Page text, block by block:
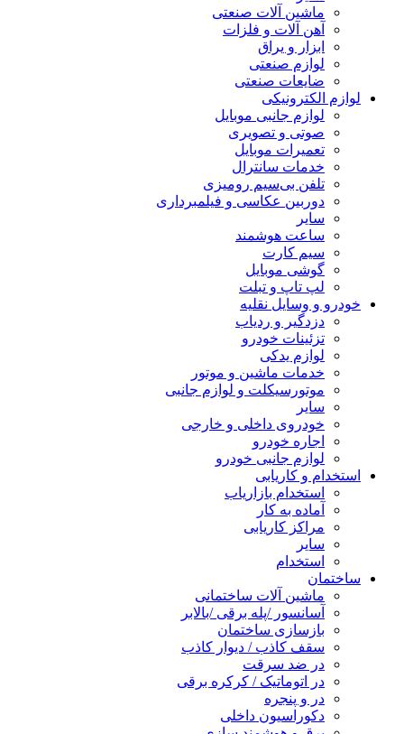
ماشین آلات صنعتی
آهن آلات و فلزات
ابزار و یراق
لوازم صنعتی
ضایعات صنعتی
لوازم الکترونیکی
لوازم جانبی موبایل
صوتی و تصویری
تعمیرات موبایل
خدمات سانترال
تلفن بی‌سیم رومیزی
دوربین عکاسی و فیلمبرداری
سایر
ساعت هوشمند
سیم کارت
گوشی موبایل
لپ تاپ و تبلت
خودرو و وسایل نقلیه
دزدگیر و ردیاب
تزئینات خودرو
لوازم یدکی
خدمات ماشین و موتور
موتورسیکلت و لوازم جانبی
سایر
خودروی داخلی و خارجی
اجاره خودرو
لوازم جانبی خودرو
استخدام و کاریابی
استخدام بازاریاب
آماده به کار
مراکز کاریابی
سایر
استخدام
ساختمان
ماشین آلات ساختمانی
آسانسور /پله برقی /بالابر
بازسازی ساختمان
سقف کاذب / دیوار کاذب
در ضد سرقت
در اتوماتیک / کرکره برقی
در و پنجره
دکوراسیون داخلی